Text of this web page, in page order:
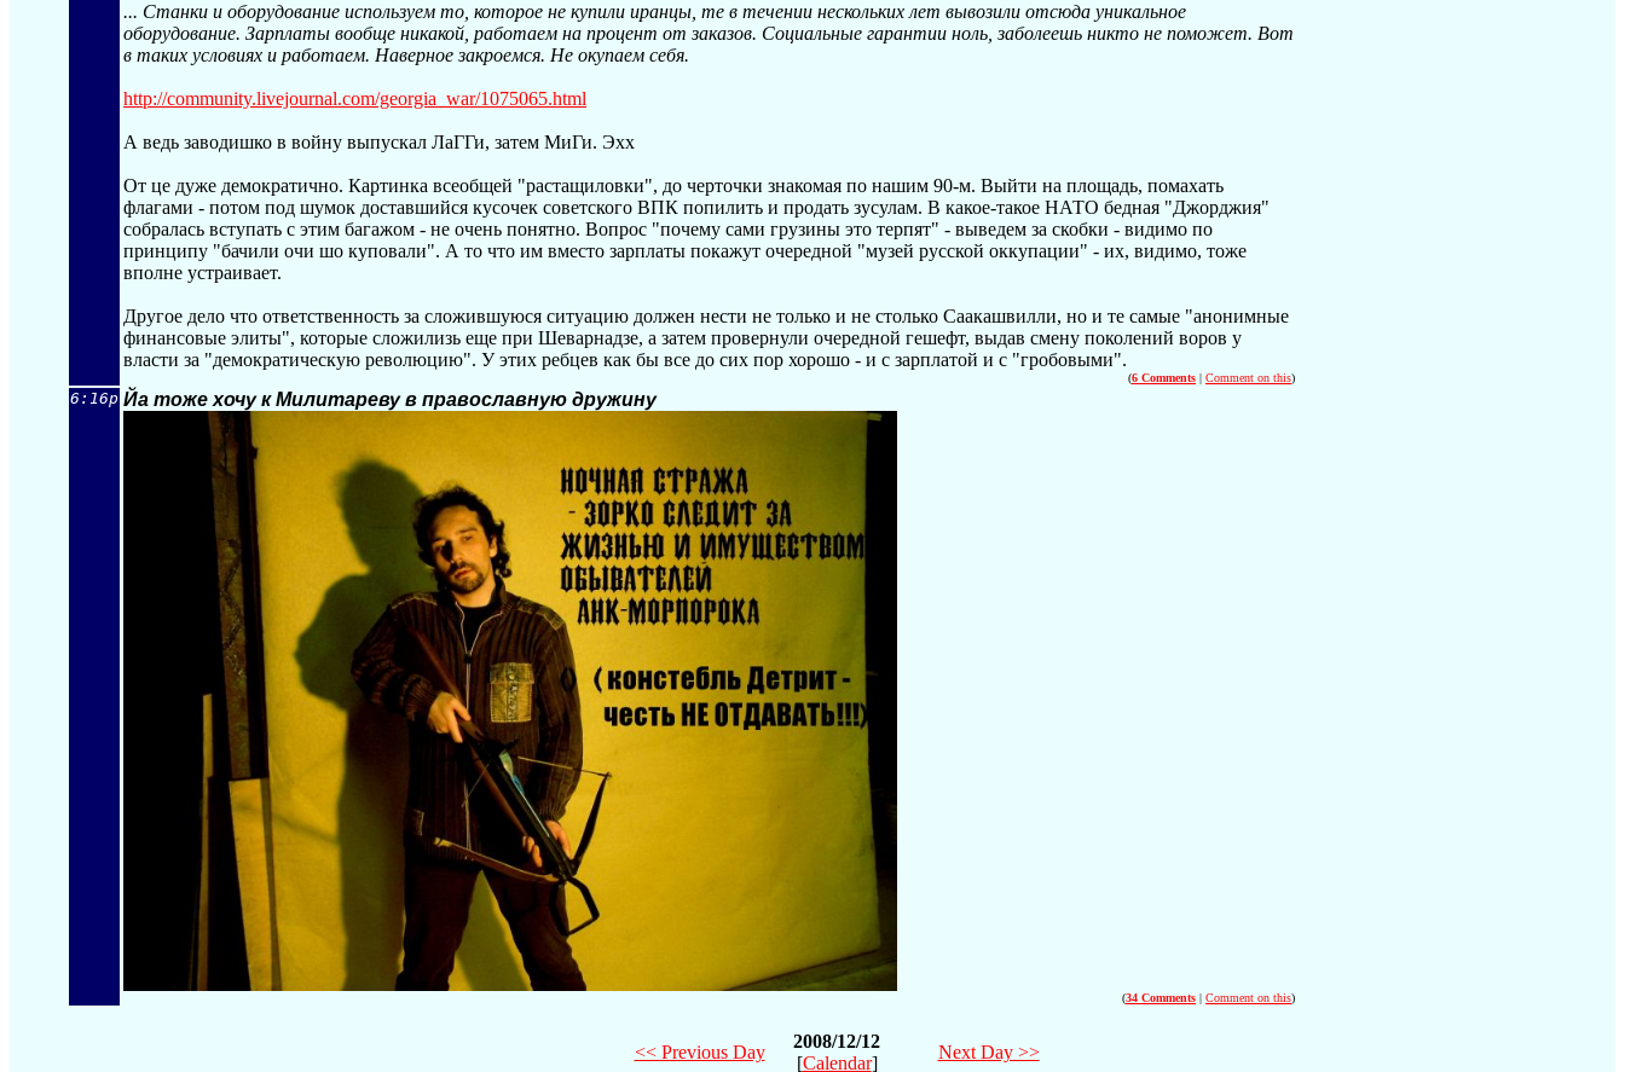
... Станки и оборудование используем то, которое не купили иранцы, те в течении нескольких лет вывозили отсюда уникальное
оборудование. Зарплаты вообще никакой, работаем на процент от заказов. Социальные гарантии ноль, заболеешь никто не поможет. Вот
в таких условиях и работаем. Наверное закроемся. Не окупаем себя.
http://community.livejournal.com/georgia_war/1075065.html
А ведь заводишко в войну выпускал ЛаГГи, затем МиГи. Эхх
От це дуже демократично. Картинка всеобщей "растащиловки", до черточки знакомая по нашим 90-м. Выйти на площадь, помахать
флагами - потом под шумок доставшийся кусочек советского ВПК попилить и продать зусулам. В какое-такое НАТО бедная "Джорджия"
собралась вступать с этим багажом - не очень понятно. Вопрос "почему сами грузины это терпят" - выведем за скобки - видимо по
принципу "бачили очи шо куповали". А то что им вместо зарплаты покажут очередной "музей русской оккупации" - их, видимо, тоже
вполне устраивает.
Другое дело что ответственность за сложившуюся ситуацию должен нести не только и не столько Саакашвилли, но и те самые "анонимные
финансовые элиты", которые сложилизь еще при Шеварнадзе, а затем провернули очередной гешефт, выдав смену поколений воров у
власти за "демократическую революцию". У этих ребцев как бы все до сих пор хорошо - и с зарплатой и с "гробовыми".
(6 Comments | Comment on this)
6:16p Йа тоже хочу к Милитареву в православную дружину
(34 Comments | Comment on this)
<< Previous Day
2008/12/12
[Calendar]
Next Day >>